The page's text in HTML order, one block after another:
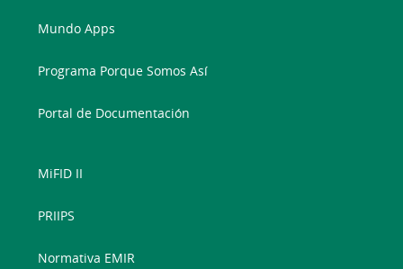
Mundo Apps
Programa Porque Somos Así
Portal de Documentación
MiFID II
PRIIPS
Normativa EMIR